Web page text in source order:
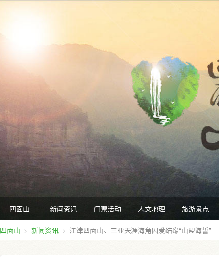
四面山 新闻资讯 门票活动 人文地理 旅游景点
四面山 新闻资讯 江津四面山、三亚天涯海角因爱结缘“山盟海誓”